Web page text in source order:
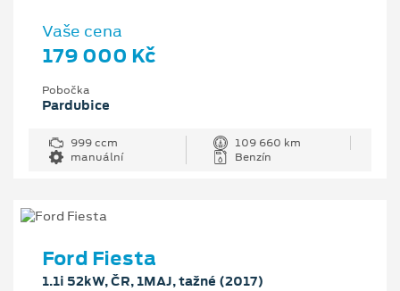
Vaše cena
179 000 Kč
Pobočka
Pardubice
999 ccm
109 660 km
manuální
Benzín
Ford Fiesta
1.1i 52kW, ČR, 1MAJ, tažné (2017)